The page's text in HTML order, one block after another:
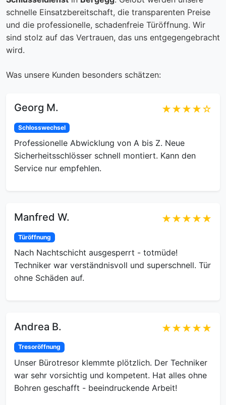
schnelle Einsatzbereitschaft, die transparenten Preise
und die professionelle, schadenfreie Türöffnung. Wir
sind stolz auf das Vertrauen, das uns entgegengebracht
wird.
Was unsere Kunden besonders schätzen:
Georg M. ★★★★☆
Schlosswechsel
Professionelle Abwicklung von A bis Z. Neue
Sicherheitsschlösser schnell montiert. Kann den
Service nur empfehlen.
Manfred W. ★★★★★
Türöffnung
Nach Nachtschicht ausgesperrt - totmüde!
Techniker war verständnisvoll und superschnell. Tür
ohne Schäden auf.
Andrea B. ★★★★★
Tresoröffnung
Unser Bürotresor klemmte plötzlich. Der Techniker
war sehr vorsichtig und kompetent. Hat alles ohne
Bohren geschafft - beeindruckende Arbeit!